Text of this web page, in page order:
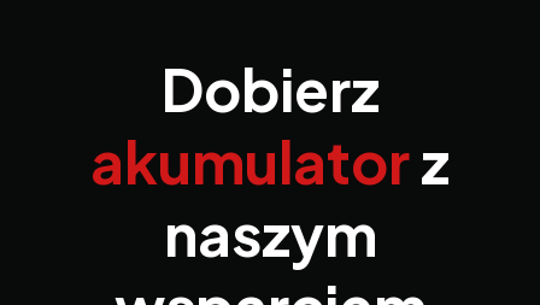
Dobierz
akumulatorz
naszym